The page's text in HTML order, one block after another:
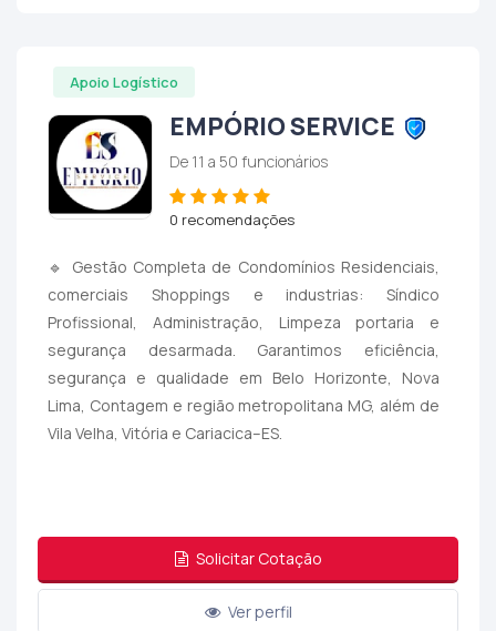
Apoio Logístico
EMPÓRIO SERVICE
De 11 a 50 funcionários
0 recomendações
🔹 Gestão Completa de Condomínios Residenciais,
comerciais Shoppings e industrias: Síndico
Profissional, Administração, Limpeza portaria e
segurança desarmada. Garantimos eficiência,
segurança e qualidade em Belo Horizonte, Nova
Lima, Contagem e região metropolitana MG, além de
Vila Velha, Vitória e Cariacica–ES.
Solicitar Cotação
Ver perfil